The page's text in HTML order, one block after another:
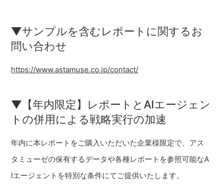
▼サンプルを含むレポートに関するお
問い合わせ
https://www.astamuse.co.jp/contact/
▼【年内限定】レポートとAIエージェン
トの併用による戦略実行の加速
年内に本レポートをご購入いただいた企業様限定で、アス
タミューゼの保有するデータや各種レポートを参照可能なA
Iエージェントを特別な条件にてご提供いたします。